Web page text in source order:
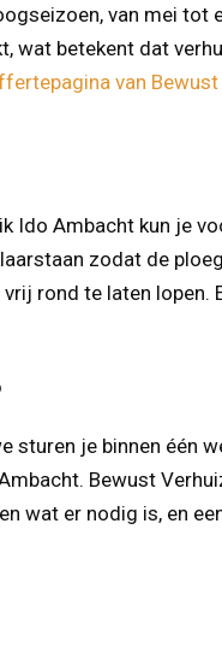
van mei tot
wat betekent dat
van Bewust
Ido Ambacht kun je
zodat de
rond te laten lopen.
sturen je binnen één
Bewust
wat er nodig is, en